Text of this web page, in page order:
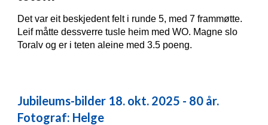
Det var eit beskjedent felt i runde 5, med 7 frammøtte.
Leif måtte dessverre tusle heim med WO. Magne slo
Toralv og er i teten aleine med 3.5 poeng.
Jubileums-bilder 18. okt. 2025 - 80 år.
Fotograf: Helge